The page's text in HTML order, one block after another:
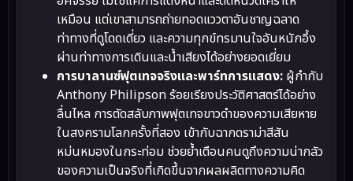
เหมือน แต่เขาสามารถถ่ายทอดแววตาอันชาญฉลาด
ท่าทางที่ดูโดดเดี่ยว และความทุกข์ทรมานใจอันหนักอึ้ง
ผ่านท่าทางการเดินและน้ำเสียงได้อย่างยอดเยี่ยม
การบาลานซ์ฟุตเทจจริงและพาร์ทการแสดง: ผู้กำกับ
Anthony Philipson ร้อยเรียงประวัติศาสตร์ได้อย่าง
ลื่นไหล การตัดสลับภาพฟุตเทจขาวดำของความเสียหาย
ในสงครามโลกครั้งที่สอง เข้ากับฉากดราม่าสีสัน
หม่นหมองในกระท่อม ช่วยย้ำเตือนคนดูถึงความน่ากลัว
ของความเป็นจริงที่เกิดขึ้นจากผลผลิตทางความคิด